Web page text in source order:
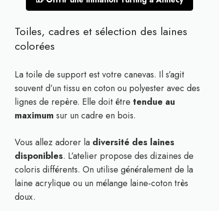
Toiles, cadres et sélection des laines
colorées
La toile de support est votre canevas. Il s’agit
souvent d’un tissu en coton ou polyester avec des
lignes de repère. Elle doit être tendue au
maximum sur un cadre en bois.
Vous allez adorer la diversité des laines
disponibles. L’atelier propose des dizaines de
coloris différents. On utilise généralement de la
laine acrylique ou un mélange laine-coton très
doux.